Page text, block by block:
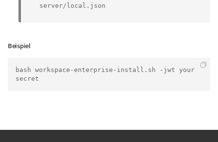
server/local.json
Beispiel
bash workspace -enterprise - install . sh - jwt your
secret